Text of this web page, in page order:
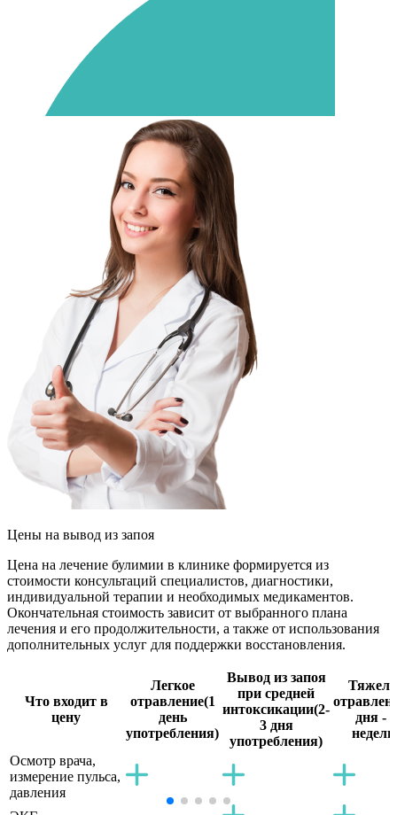
Цены на вывод из запоя
Цена на лечение булимии в клинике формируется из
стоимости консультаций специалистов, диагностики,
индивидуальной терапии и необходимых медикаментов.
Окончательная стоимость зависит от выбранного плана
лечения и его продолжительности, а также от использования
дополнительных услуг для поддержки восстановления.
Что входит в
цену
Легкое
отравление(1
день
употребления)
Вывод из запоя
при средней
интоксикации(2-
3 дня
употребления)
дня - 2
Осмотр врача,
измерение пульса,
давления